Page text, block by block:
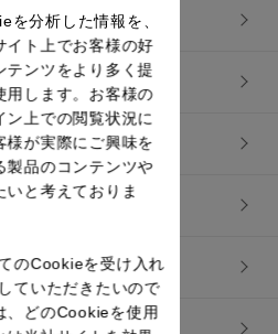
ー
を分析した情報を、
イト上でお客様の好
テンツをより多く提
用します。お客様の
ン上での閲覧状況に
様が実際にご興味を
製品のコンテンツや
いと考えておりま
のCookieを受け入れ
ていただきたいので
、どのCookieを使用